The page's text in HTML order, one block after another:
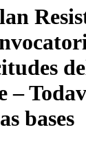
–
bases